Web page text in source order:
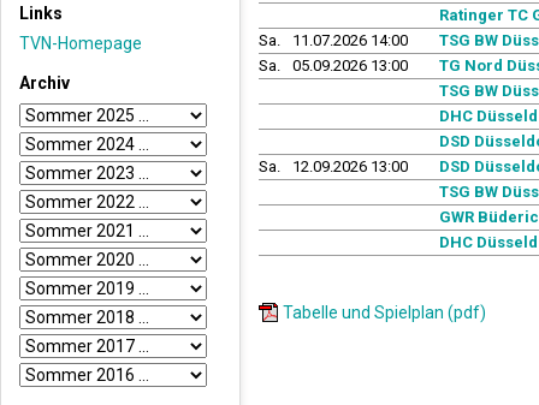
Links
TVN-Homepage
Archiv
Ratinger TC
Sa.
11.07.2026 14:00
TSG BW
Sa.
05.09.2026 13:00
TG Nord
TSG BW
DHC
DSD
Sa.
12.09.2026 13:00
DSD
TSG BW
GWR
DHC
Tabelle und Spielplan (pdf)